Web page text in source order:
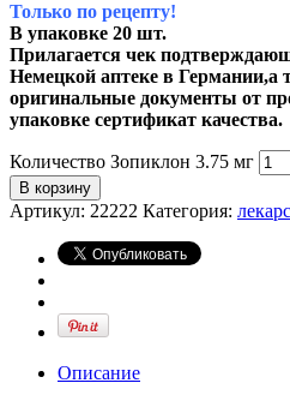
Только по рецепту!
В упаковке 20 шт.
Прилагается чек
Немецкой аптеке в Германии,а
оригинальные документы от
упаковке сертификат качества.
Количество Зопиклон 3.75 мг
В корзину
Артикул: 22222 Категория:
Описание